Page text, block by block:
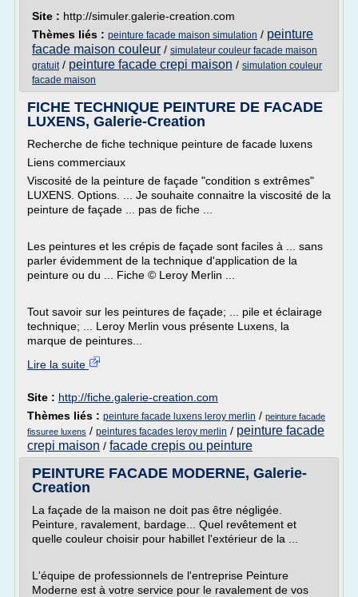
Site : http://simuler.galerie-creation.com
Thèmes liés : peinture facade maison simulation / peinture
facade maison couleur / simulateur couleur facade maison
gratuit/ peinture facade crepi maison / simulation couleur
facade maison
FICHE TECHNIQUE PEINTURE DE FACADE
LUXENS, Galerie-Creation
Recherche de fiche technique peinture de facade luxens
Liens commerciaux
Viscosité de la peinture de façade "condition s extrêmes"
LUXENS. Options. ... Je souhaite connaitre la viscosité de la
peinture de façade ... pas de fiche ...
Les peintures et les crépis de façade sont faciles à ... sans
parler évidemment de la technique d'application de la
peinture ou du ... Fiche © Leroy Merlin ...
Tout savoir sur les peintures de façade; ... pile et éclairage
technique; ... Leroy Merlin vous présente Luxens, la
marque de peintures...
Lire la suite
Site : http://fiche.galerie-creation.com
Thèmes liés : peinture facade luxens leroy merlin / peinture facade
fissuree luxens / peintures facades leroy merlin / peinture facade
crepi maison / facade crepis ou peinture
PEINTURE FACADE MODERNE, Galerie-
Creation
La façade de la maison ne doit pas être négligée.
Peinture, ravalement, bardage... Quel revêtement et
quelle couleur choisir pour habillet l'extérieur de la ...
L'équipe de professionnels de l'entreprise Peinture
Moderne est à votre service pour le ravalement de vos